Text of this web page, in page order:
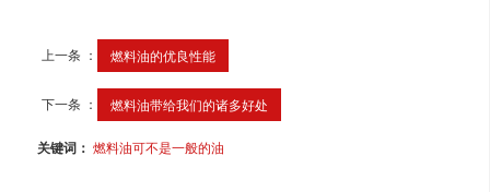
上一条 ： 燃料油的优良性能
下一条 ： 燃料油带给我们的诸多好处
关键词：燃料油可不是一般的油